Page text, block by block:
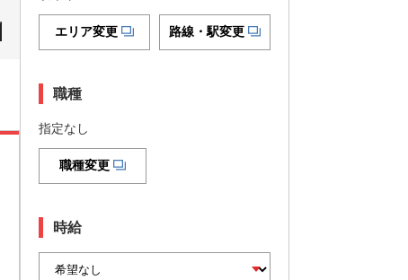
エリア変更 路線・駅変更
職種
指定なし
職種変更
時給